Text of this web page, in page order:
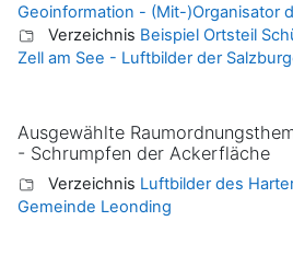
Geoinformation - (Mit-)Organisator
Verzeichnis Beispiel Ortsteil
Zell am See - Luftbilder der
Ausgewählte
- Schrumpfen der Ackerfläche
Verzeichnis Luftbilder des
Gemeinde Leonding